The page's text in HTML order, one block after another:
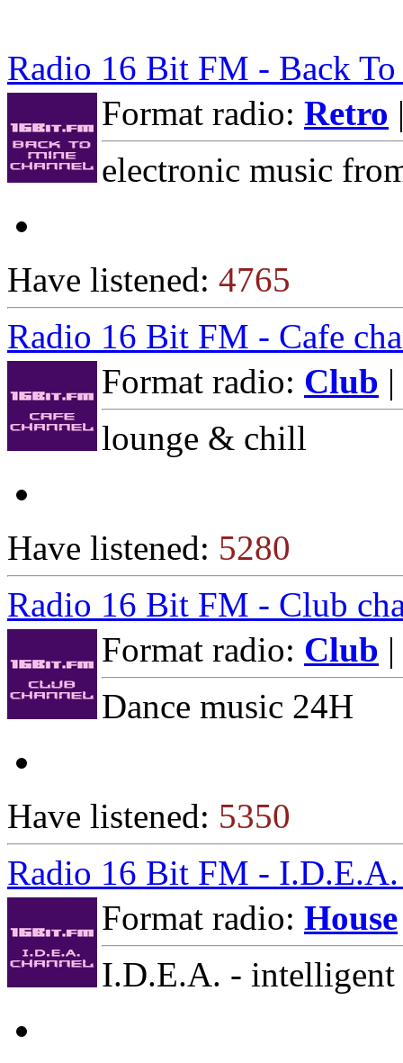
Radio 16 Bit FM - Back
Format radio: Retro
electronic music
Have listened: 4765
Radio 16 Bit FM - Cafe
Format radio: Club
lounge & chill
Have listened: 5280
Radio 16 Bit FM - Club
Format radio: Club
Dance music 24H
Have listened: 5350
Radio 16 Bit FM - I.D.E.A.
Format radio: House
I.D.E.A. - intelligent